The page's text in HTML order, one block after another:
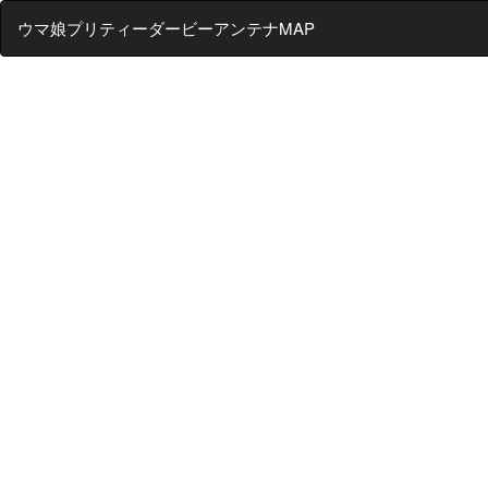
ウマ娘プリティーダービーアンテナMAP